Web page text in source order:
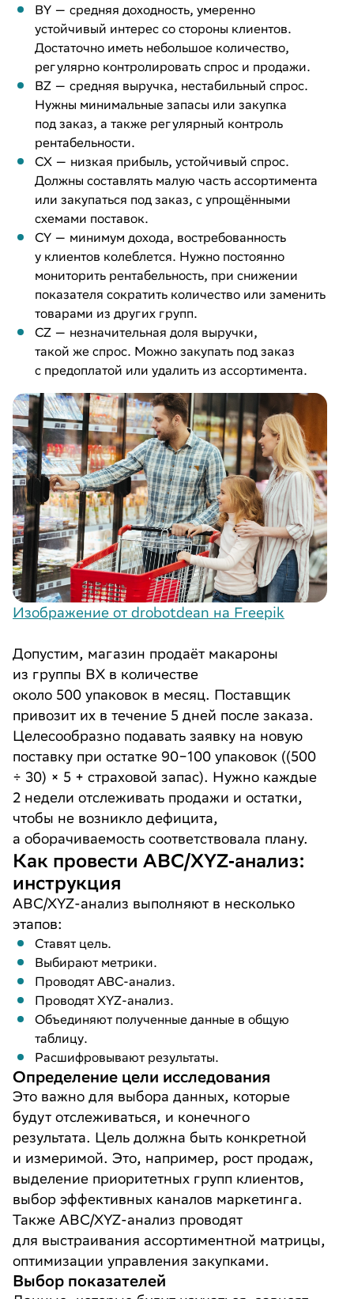
BY — средняя доходность, умеренно
устойчивый интерес со стороны клиентов.
Достаточно иметь небольшое количество,
регулярно контролировать спрос и продажи.
BZ — средняя выручка, нестабильный спрос.
Нужны минимальные запасы или закупка
под заказ, а также регулярный контроль
рентабельности.
CX — низкая прибыль, устойчивый спрос.
Должны составлять малую часть ассортимента
или закупаться под заказ, с упрощёнными
схемами поставок.
CY — минимум дохода, востребованность
у клиентов колеблется. Нужно постоянно
мониторить рентабельность, при снижении
показателя сократить количество или заменить
товарами из других групп.
CZ — незначительная доля выручки,
такой же спрос. Можно закупать под заказ
с предоплатой или удалить из ассортимента.
Изображение от drobotdean на Freepik
Допустим, магазин продаёт макароны
из группы BX в количестве
около 500 упаковок в месяц. Поставщик
привозит их в течение 5 дней после заказа.
Целесообразно подавать заявку на новую
поставку при остатке 90−100 упаковок ((500
÷ 30) × 5 + страховой запас). Нужно каждые
2 недели отслеживать продажи и остатки,
чтобы не возникло дефицита,
а оборачиваемость соответствовала плану.
Как провести ABC/XYZ‑анализ:
инструкция
ABC/XYZ-анализ выполняют в несколько
этапов:
Ставят цель.
Выбирают метрики.
Проводят ABC-анализ.
Проводят XYZ-анализ.
Объединяют полученные данные в общую
таблицу.
Расшифровывают результаты.
Определение цели исследования
Это важно для выбора данных, которые
будут отслеживаться, и конечного
результата. Цель должна быть конкретной
и измеримой. Это, например, рост продаж,
выделение приоритетных групп клиентов,
выбор эффективных каналов маркетинга.
Также ABC/XYZ-анализ проводят
для выстраивания ассортиментной матрицы,
оптимизации управления закупками.
Выбор показателей